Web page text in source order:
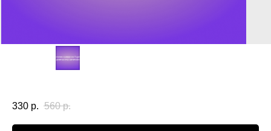
330 р. 560 р.